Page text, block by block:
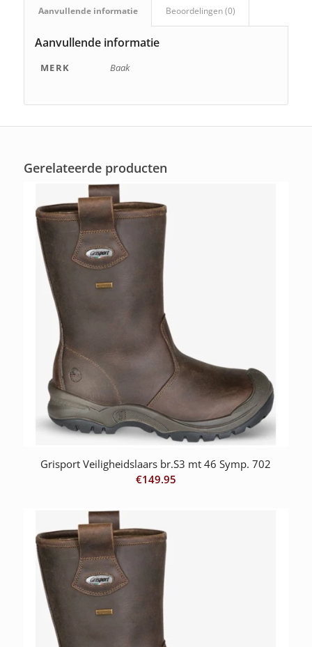
Aanvullende informatie Beoordelingen (0)
Aanvullende informatie
MERK Baak
Gerelateerde producten
Grisport Veiligheidslaars br.S3 mt 46 Symp. 702
€149.95